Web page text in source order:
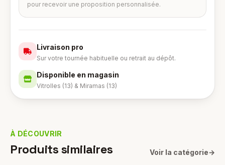
pour recevoir une proposition personnalisée.
Livraison pro
Sur votre tournée habituelle ou retrait au dépôt.
Disponible en magasin
Vitrolles (13) & Miramas (13)
À DÉCOUVRIR
Produits similaires Voir la catégorie→